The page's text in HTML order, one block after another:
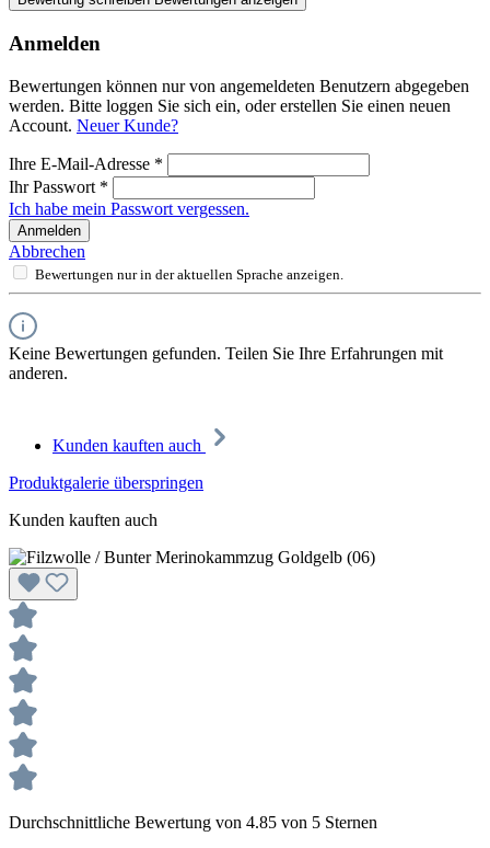
Anmelden
Bewertungen können nur von angemeldeten Benutzern abgegeben
werden. Bitte loggen Sie sich ein, oder erstellen Sie einen neuen
Account. Neuer Kunde?
Ihre E-Mail-Adresse *
Ihr Passwort *
Ich habe mein Passwort vergessen.
Anmelden
Abbrechen
Bewertungen nur in der aktuellen Sprache anzeigen.
Keine Bewertungen gefunden. Teilen Sie Ihre Erfahrungen mit
anderen.
Kunden kauften auch
Produktgalerie überspringen
Kunden kauften auch
Durchschnittliche Bewertung von 4.85 von 5 Sternen